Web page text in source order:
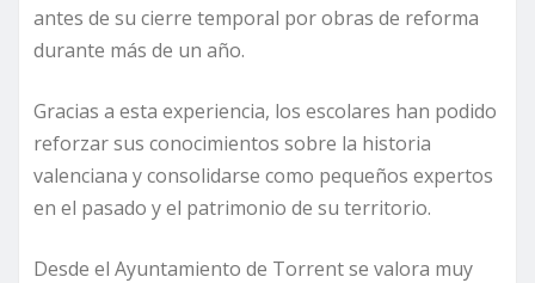
antes de su cierre temporal por obras de reforma
durante más de un año.
Gracias a esta experiencia, los escolares han podido
reforzar sus conocimientos sobre la historia
valenciana y consolidarse como pequeños expertos
en el pasado y el patrimonio de su territorio.
Desde el Ayuntamiento de Torrent se valora muy